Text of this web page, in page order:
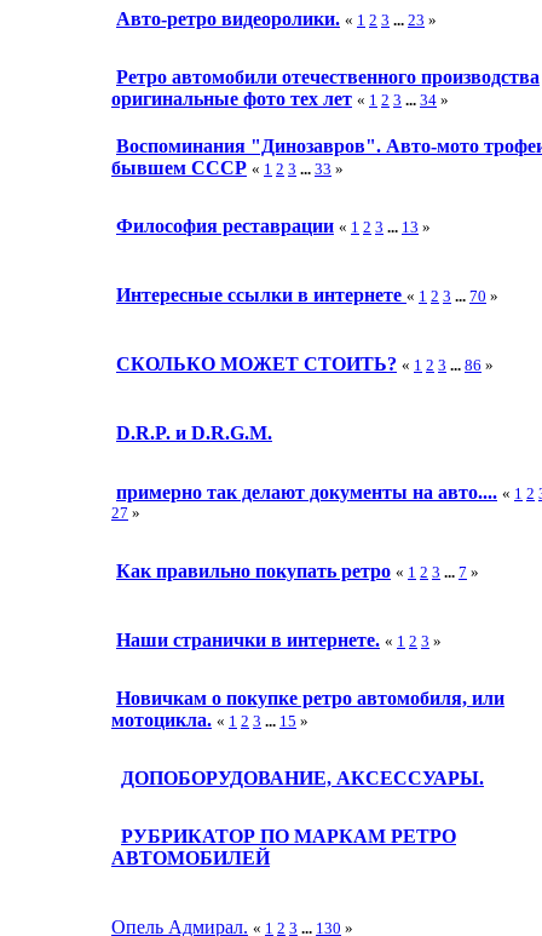
Авто-ретро видеоролики. « 1 2 3 ... 23 »
Ретро автомобили отечественного производства
оригинальные фото тех лет « 1 2 3 ... 34 »
Воспоминания "Динозавров". Авто-мото
бывшем СССР « 1 2 3 ... 33 »
Философия реставрации « 1 2 3 ... 13 »
Интересные ссылки в интернете « 1 2 3 ... 70 »
СКОЛЬКО МОЖЕТ СТОИТЬ? « 1 2 3 ... 86 »
D.R.P. и D.R.G.M.
примерно так делают документы на авто.... « 1 2
27 »
Как правильно покупать ретро « 1 2 3 ... 7 »
Наши странички в интернете. « 1 2 3 »
Новичкам о покупке ретро автомобиля, или
мотоцикла. « 1 2 3 ... 15 »
ДОПОБОРУДОВАНИЕ, АКСЕССУАРЫ.
РУБРИКАТОР ПО МАРКАМ РЕТРО
АВТОМОБИЛЕЙ
Опель Адмирал. « 1 2 3 ... 130 »